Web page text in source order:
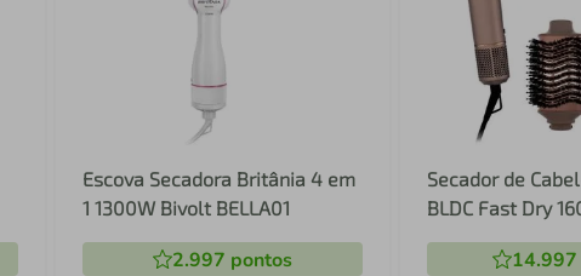
Escova Secadora Britânia 4 em
1 1300W Bivolt BELLA01
2.997 pontos
Secador de
BLDC Fast Dry
14.997